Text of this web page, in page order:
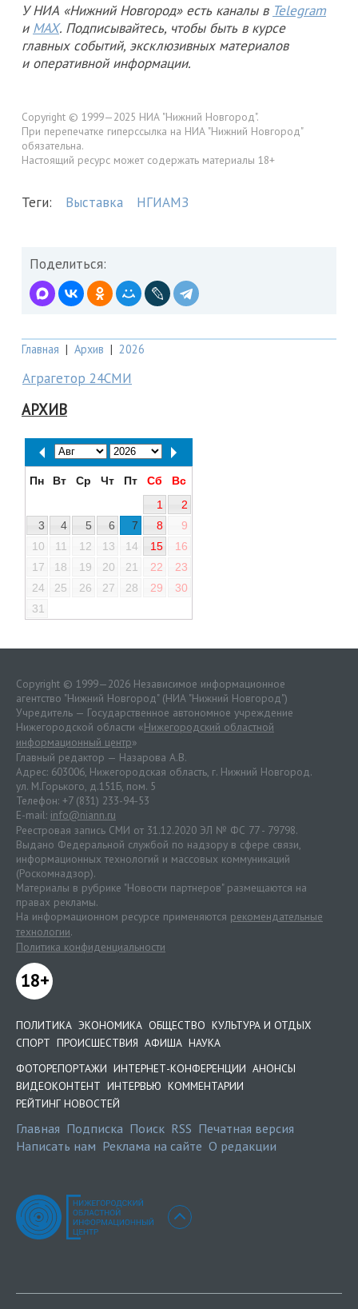
У НИА «Нижний Новгород» есть каналы в Telegram
и MAX. Подписывайтесь, чтобы быть в курсе
главных событий, эксклюзивных материалов
и оперативной информации.
Copyright © 1999—2025 НИА "Нижний Новгород".
При перепечатке гиперссылка на НИА "Нижний Новгород"
обязательна.
Настоящий ресурс может содержать материалы 18+
Теги: Выставка НГИАМЗ
Поделиться:
Главная | Архив | 2026
Аграгетор 24СМИ
АРХИВ
Пн Вт Ср Чт Пт Сб
Вс
1
2
3
4 5 6 7 8
9
10
11 12 13 14 15
16
17
18 19 20 21 22
23
24
25 26 27 28 29
30
31
Copyright © 1999—2026 Независимое информационное
агентство "Нижний Новгород" (НИА "Нижний Новгород")
Учредитель — Государственное автономное учреждение
Нижегородской области «Нижегородский областной
информационный центр»
Главный редактор — Назарова А.В.
Адрес: 603006, Нижегородская область, г. Нижний Новгород.
ул. М.Горького, д.151Б, пом. 5
Телефон: +7 (831) 233-94-53
E-mail: info@niann.ru
Реестровая запись СМИ от 31.12.2020 ЭЛ № ФС 77 - 79798.
Выдано Федеральной службой по надзору в сфере связи,
информационных технологий и массовых коммуникаций
(Роскомнадзор).
Материалы в рубрике "Новости партнеров" размещаются на
правах рекламы.
На информационном ресурсе применяются рекомендательные
технологии.
Политика конфиденциальности
18+
ПОЛИТИКА ЭКОНОМИКА ОБЩЕСТВО КУЛЬТУРА И ОТДЫХ
СПОРТ ПРОИСШЕСТВИЯ АФИША НАУКА
ФОТОРЕПОРТАЖИ ИНТЕРНЕТ-КОНФЕРЕНЦИИ АНОНСЫ
ВИДЕОКОНТЕНТ ИНТЕРВЬЮ КОММЕНТАРИИ
РЕЙТИНГ НОВОСТЕЙ
Главная Подписка Поиск RSS Печатная версия
Написать нам Реклама на сайте О редакции